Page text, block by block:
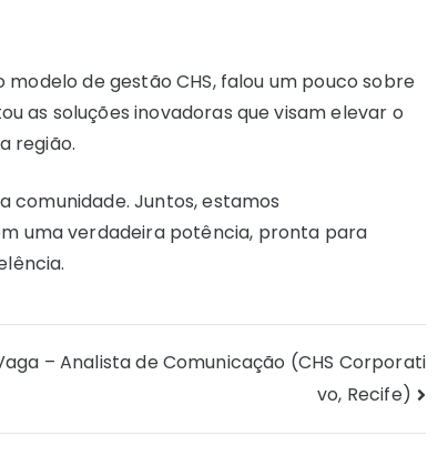
de gestão CHS, falou um pouco sobre
as soluções inovadoras que visam elevar o
região.
comunidade. Juntos, estamos
uma verdadeira potência, pronta para
– Analista de Comunicação (CHS Corporati
vo, Recife)